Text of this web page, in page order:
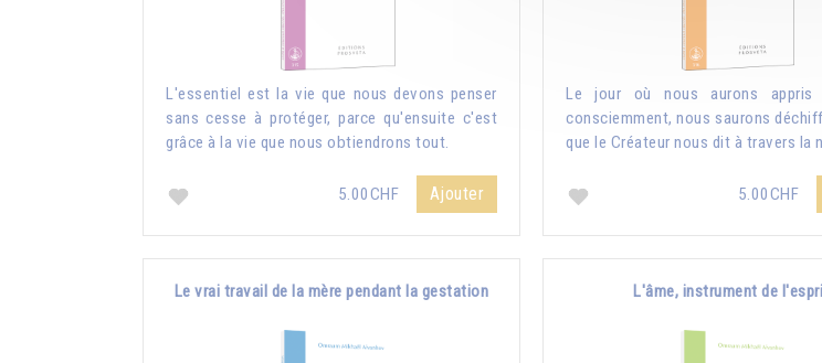
L'essentiel est la vie que nous devons penser
sans cesse à protéger, parce qu'ensuite c'est
grâce à la vie que nous obtiendrons tout.
5.00CHF Ajouter
Le jour où nous aurons appris
consciemment, nous saurons
que le Créateur nous dit à travers la
5.00CHF
Le vrai travail de la mère pendant la gestation L'âme, instrument de